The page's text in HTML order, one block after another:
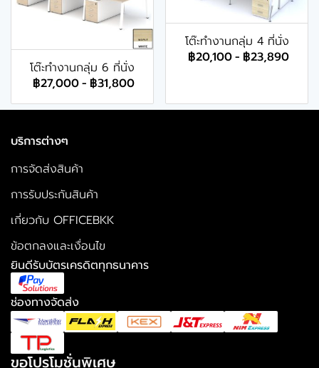
โต๊ะทำงานกลุ่ม 6 ที่นั่ง
฿27,000- ฿31,800
โต๊ะทำงานกลุ่ม 4 ที่นั่ง
฿20,100- ฿23,890
บริการต่างๆ
การจัดส่งสินค้า
การรับประกันสินค้า
เกี่ยวกับ OFFICEBKK
ข้อตกลงและเงื่อนไข
ยินดีรับบัตรเครดิตทุกธนาคาร
ช่องทางจัดส่ง
ขอโปรโมชั่นพิเศษ